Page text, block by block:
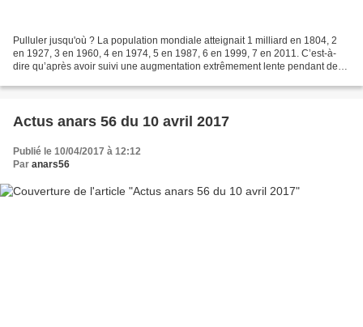
Pulluler jusqu'où ? La population mondiale atteignait 1 milliard en 1804, 2
en 1927, 3 en 1960, 4 en 1974, 5 en 1987, 6 en 1999, 7 en 2011. C’est-à-
dire qu’après avoir suivi une augmentation extrêmement lente pendant des
Actus anars 56 du 10 avril 2017
Publié le 10/04/2017 à 12:12
Par anars56